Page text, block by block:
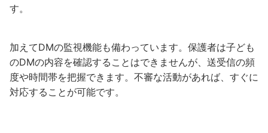
す。
加えてDMの監視機能も備わっています。保護者は子ども
のDMの内容を確認することはできませんが、送受信の頻
度や時間帯を把握できます。不審な活動があれば、すぐに
対応することが可能です。